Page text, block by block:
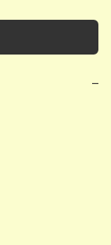
−